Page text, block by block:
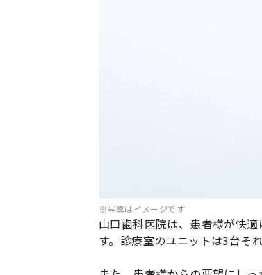
※写真はイメージです
山口歯科医院は、患者様が快
す。診療室のユニットは3台そ